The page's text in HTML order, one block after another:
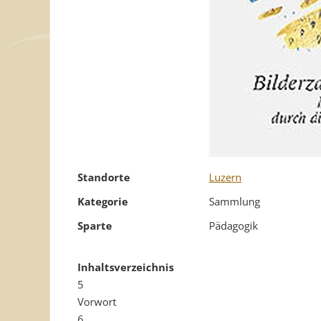
Standorte
Luzern
Kategorie
Sammlung
Sparte
Pädagogik
Inhaltsverzeichnis
5
Vorwort